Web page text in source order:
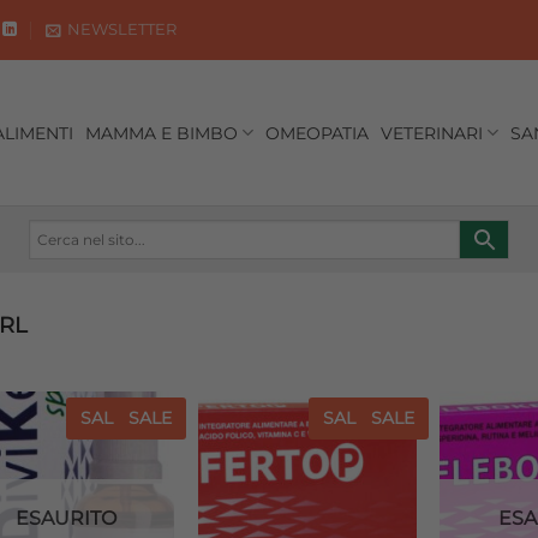
NEWSLETTER
MAMMA E BIMBO OMEOPATIA VETERINARI
SALE SALE
Aggiungi
desideri
ESAURITO
SALE SALE
Aggiungi
alla lista